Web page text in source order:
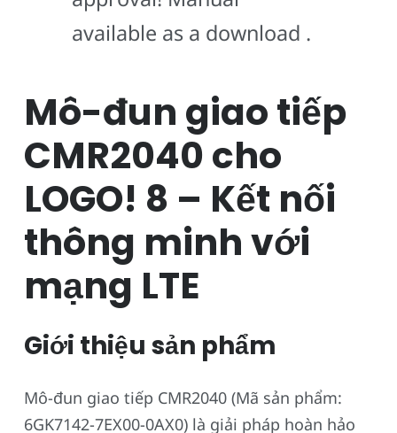
available as a download .
Mô-đun giao tiếp
CMR2040 cho
LOGO! 8 – Kết nối
thông minh với
mạng LTE
Giới thiệu sản phẩm
Mô-đun giao tiếp CMR2040 (Mã sản phẩm:
6GK7142-7EX00-0AX0) là giải pháp hoàn hảo